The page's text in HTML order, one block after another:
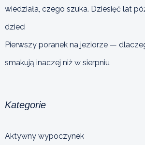
wiedziała, czego szuka. Dziesięć lat
dzieci
Pierwszy poranek na jeziorze —
smakują inaczej niż w sierpniu
Kategorie
Aktywny wypoczynek